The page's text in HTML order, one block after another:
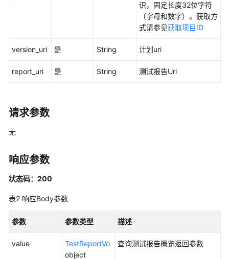
参
使
用
读
API
览
调
识，固定长度32位字符
（字母和数字）。获取方
式请参见获取项目ID
version_uri 是 String 计划uri
report_uri 是 String 测试报告Uri
请求参数
无
响应参数
状态码：200
表2 响应Body参数
参数 参数类型 描述
value
TestReportVo
object
查询测试报告概览返回参数